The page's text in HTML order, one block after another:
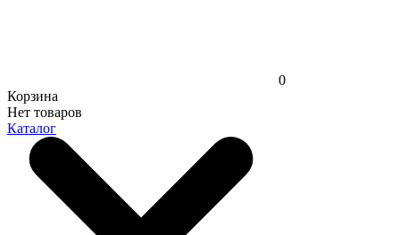
0
Корзина
Нет товаров
Каталог